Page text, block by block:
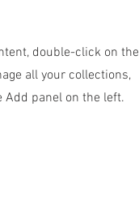
double-click on the
all your collections,
Add panel on the left.